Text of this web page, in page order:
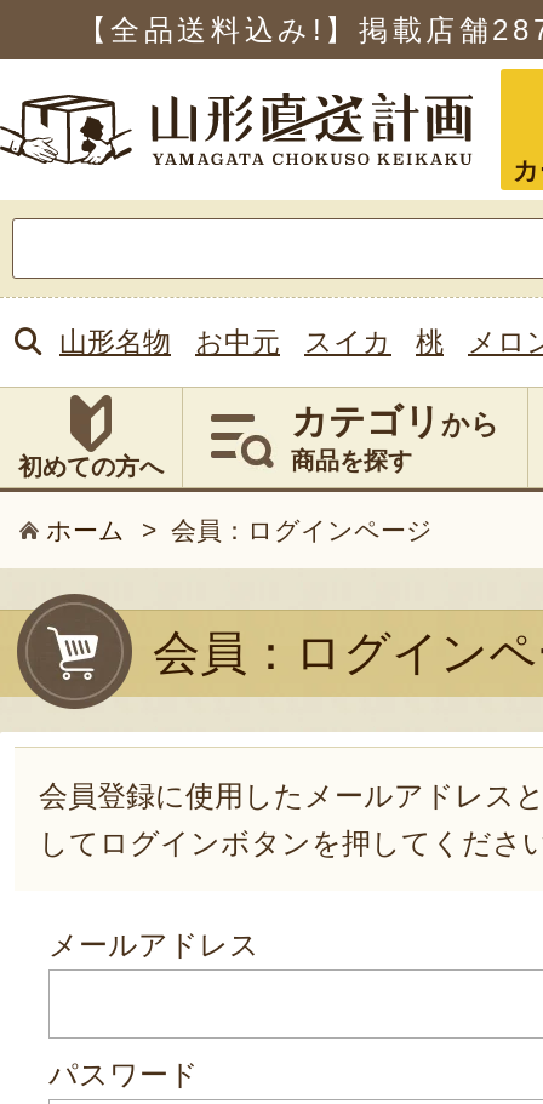
【全品送料込み!】掲載店舗
索:
山形名物 お中元 スイカ 桃 メロ
初めての方へ
カテゴリ から
商品を探す
ホーム > 会員：ログインページ
会員：ログイン
会員登録に使用したメールアドレス
してログインボタンを押してくださ
メールアドレス
パスワード